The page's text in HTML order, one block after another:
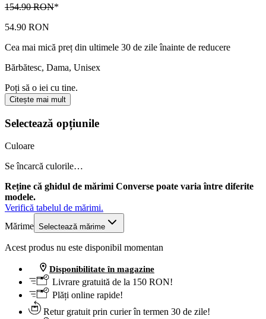
154.90 RON*
54.90 RON
Cea mai mică preț din ultimele 30 de zile înainte de reducere
Bărbătesc, Dama, Unisex
Poți să o iei cu tine.
Citește mai mult
Selectează opțiunile
Culoare
Se încarcă culorile…
Reține că ghidul de mărimi Converse poate varia între diferite
modele.
Verifică tabelul de mărimi.
Mărime Selectează mărime
Acest produs nu este disponibil momentan
Disponibilitate în magazine
Livrare gratuită de la 150 RON!
Plăți online rapide!
Retur gratuit prin curier în termen 30 de zile!